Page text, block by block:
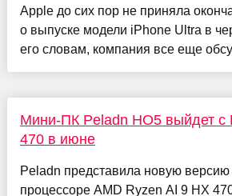
Apple до сих пор не приняла
о выпуске модели iPhone Ultra в
его словам, компания все еще
Мини-ПК Peladn HO5 выйдет с
470 в июне
Peladn представила новую
процессоре AMD Ryzen AI 9 HX